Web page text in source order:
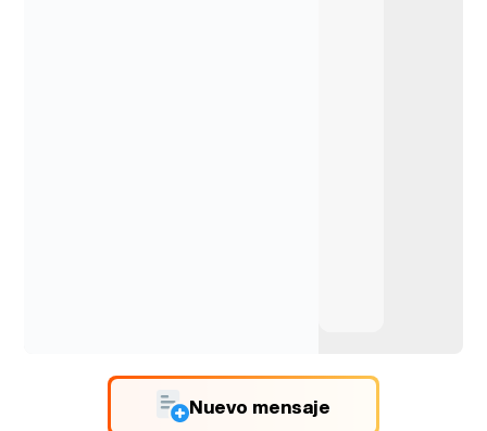
Nuevo mensaje